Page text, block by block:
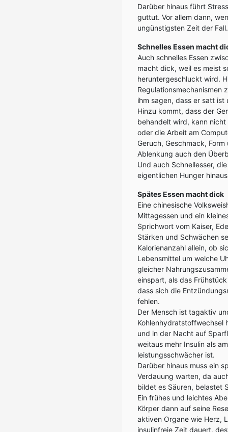
Darüber hinaus führt
guttut. Vor allem dann,
ungünstigsten Zeit der Fall.
Schnelles Essen macht
Auch schnelles Essen
macht dick, weil es meist
heruntergeschluckt wird.
Regulationsmechanismen
ihm sagen, dass er satt
Hinzu kommt, dass der
behandelt wird, kann
oder die Arbeit am
Geruch, Geschmack,
Ablenkung auch den
Und auch Schnellesser,
eigentlichen Hunger
Spätes Essen macht dick
Eine chinesische
Mittagessen und ein
Sprichwort vom Kaiser,
Stärken und Schwächen
Kalorienanzahl allein, ob
Lebensmittel um welche
gleicher
einspart, als das
dass sich die
fehlen.
Der Mensch ist tagaktiv
Kohlenhydratstoffwechsel
und in der Nacht auf
weitaus mehr Insulin als
leistungsschwächer ist.
Darüber hinaus muss ein
Verdauung warten, da
bildet es Säuren, belastet
Ein frühes und leichtes
Körper dann auf seine
aktiven Organe wie Herz,
insulinfreie Zeit dauert,